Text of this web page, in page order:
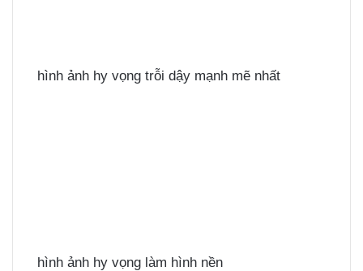
hình ảnh hy vọng trỗi dậy mạnh mẽ nhất
hình ảnh hy vọng làm hình nền